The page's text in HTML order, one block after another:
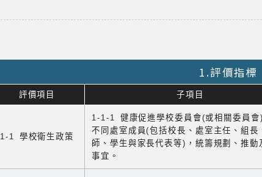
1.評價指標
評價項目 子項目
1-1 學校衛生政策
1-1-1 健康促進學校委員會(或相關委員會
不同處室成員(包括校長、處室主任、組長
師、學生與家長代表等)，統籌規劃、推動
事宜。